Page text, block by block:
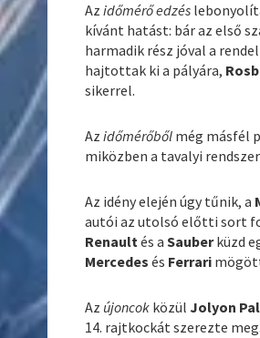
Azidőmérő edzés
kívánt hatást: bár az első
harmadik rész jóval a
hajtottak ki a pályára,
sikerrel.
Az időmérőből még másfél
miközben a tavalyi
Az idény elején úgy tűnik, a
autói az utolsó előtti sort
Renaultés aSauberküzd
Mercedes és Ferrari
Az újoncok közülJolyon
14. rajtkockát szerezte meg.